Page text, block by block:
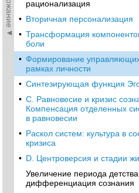
рационализация
• Вторичная персонализация
• Трансформация
боли
• Формирование управляющих
рамках личности
• Синтезирующая функция
• С. Равновесие и кризис
Компенсация отделенных
в равновесии
• Раскол систем: культура в
кризиса
• D. Центроверсия и стадии
Увеличение периода
дифференциация сознания